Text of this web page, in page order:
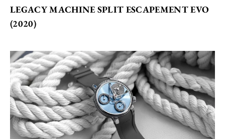
LEGACY MACHINE SPLIT ESCAPEMENT EVO
(2020)